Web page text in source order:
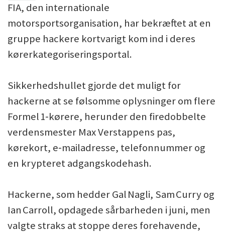
FIA, den internationale
motorsportsorganisation, har bekræftet at en
gruppe hackere kortvarigt kom ind i deres
kørerkategoriseringsportal.
Sikkerhedshullet gjorde det muligt for
hackerne at se følsomme oplysninger om flere
Formel 1‑kørere, herunder den firedobbelte
verdensmester Max Verstappens pas,
kørekort, e‑mailadresse, telefonnummer og
en krypteret adgangskodehash.
Hackerne, som hedder Gal Nagli, Sam Curry og
Ian Carroll, opdagede sårbarheden i juni, men
valgte straks at stoppe deres forehavende,